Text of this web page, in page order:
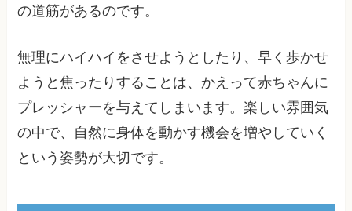
の道筋があるのです。
無理にハイハイをさせようとしたり、早く歩かせ
ようと焦ったりすることは、かえって赤ちゃんに
プレッシャーを与えてしまいます。楽しい雰囲気
の中で、自然に身体を動かす機会を増やしていく
という姿勢が大切です。